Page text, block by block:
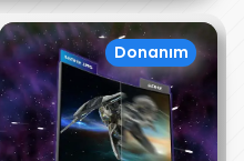
Donanım